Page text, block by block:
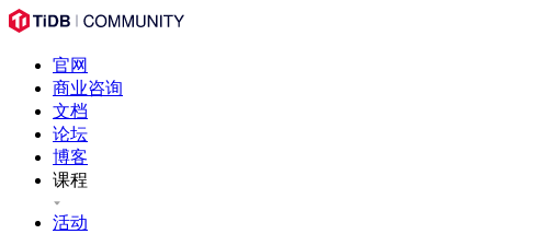
官网
商业咨询
文档
论坛
博客
课程
活动